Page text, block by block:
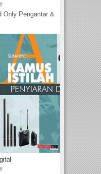
Only Pengantar &